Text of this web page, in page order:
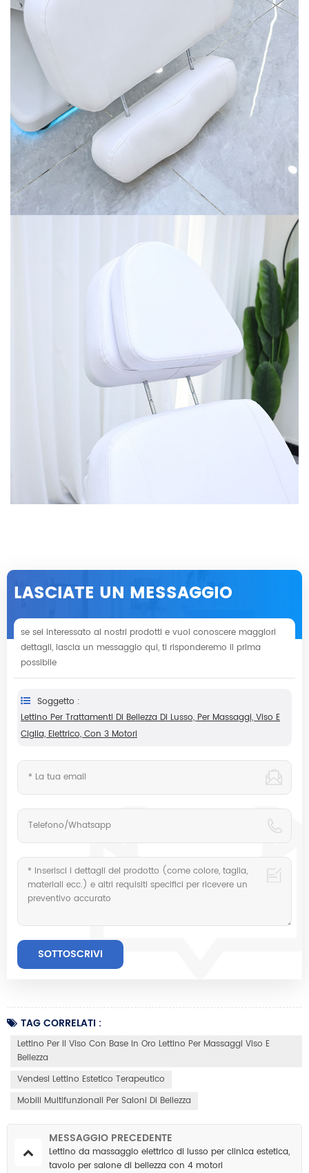
LASCIATE UN MESSAGGIO
se sei interessato ai nostri prodotti e vuoi conoscere maggiori
dettagli, lascia un messaggio qui, ti risponderemo il prima
possibile
Soggetto :
Lettino Per Trattamenti Di Bellezza Di Lusso, Per Massaggi, Viso E
Ciglia, Elettrico, Con 3 Motori
TAG CORRELATI :
Lettino Per Il Viso Con Base In Oro Lettino Per Massaggi Viso E
Bellezza
Vendesi Lettino Estetico Terapeutico
Mobili Multifunzionali Per Saloni Di Bellezza
MESSAGGIO PRECEDENTE
Lettino da massaggio elettrico di lusso per clinica estetica,
tavolo per salone di bellezza con 4 motori